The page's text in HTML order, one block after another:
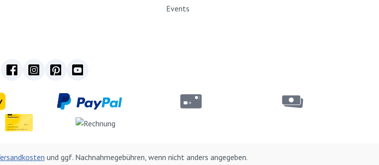
Events
und ggf. Nachnahmegebühren, wenn nicht anders angegeben.